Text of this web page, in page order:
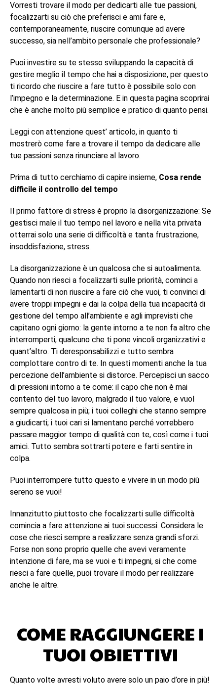
Vorresti trovare il modo per dedicarti alle tue passioni,
focalizzarti su ciò che preferisci e ami fare e,
contemporaneamente, riuscire comunque ad avere
successo, sia nell’ambito personale che professionale?
Puoi investire su te stesso sviluppando la capacità di
gestire meglio il tempo che hai a disposizione, per questo
ti ricordo che riuscire a fare tutto è possibile solo con
l’impegno e la determinazione. E in questa pagina scoprirai
che è anche molto più semplice e pratico di quanto pensi.
Leggi con attenzione quest’ articolo, in quanto ti
mostrerò come fare a trovare il tempo da dedicare alle
tue passioni senza rinunciare al lavoro.
Prima di tutto cerchiamo di capire insieme, Cosa rende
difficile il controllo del tempo
Il primo fattore di stress è proprio la disorganizzazione: Se
gestisci male il tuo tempo nel lavoro e nella vita privata
otterrai solo una serie di difficoltà e tanta frustrazione,
insoddisfazione, stress.
La disorganizzazione è un qualcosa che si autoalimenta.
Quando non riesci a focalizzarti sulle priorità, cominci a
lamentarti di non riuscire a fare ciò che vuoi, ti convinci di
avere troppi impegni e dai la colpa della tua incapacità di
gestione del tempo all’ambiente e agli imprevisti che
capitano ogni giorno: la gente intorno a te non fa altro che
interromperti, qualcuno che ti pone vincoli organizzativi e
quant’altro. Ti deresponsabilizzi e tutto sembra
complottare contro di te. In questi momenti anche la tua
percezione dell’ambiente si distorce. Percepisci un sacco
di pressioni intorno a te come: il capo che non è mai
contento del tuo lavoro, malgrado il tuo valore, e vuol
sempre qualcosa in più; i tuoi colleghi che stanno sempre
a giudicarti; i tuoi cari si lamentano perché vorrebbero
passare maggior tempo di qualità con te, così come i tuoi
amici. Tutto sembra sottrarti potere e farti sentire in
colpa.
Puoi interrompere tutto questo e vivere in un modo più
sereno se vuoi!
Innanzitutto piuttosto che focalizzarti sulle difficoltà
comincia a fare attenzione ai tuoi successi. Considera le
cose che riesci sempre a realizzare senza grandi sforzi.
Forse non sono proprio quelle che avevi veramente
intenzione di fare, ma se vuoi e ti impegni, si che come
riesci a fare quelle, puoi trovare il modo per realizzare
anche le altre.
COME RAGGIUNGERE I
TUOI OBIETTIVI
Quanto volte avresti voluto avere solo un paio d’ore in più!